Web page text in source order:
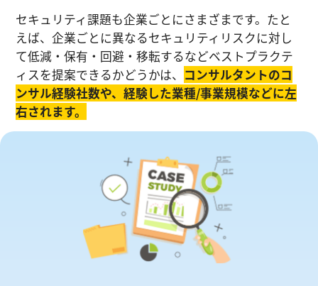
セキュリティ課題も企業ごとにさまざまです。たと
えば、企業ごとに異なるセキュリティリスクに対し
て低減・保有・回避・移転するなどベストプラクテ
ィスを提案できるかどうかは、 コンサルタントのコ
ンサル経験社数や、経験した業種/事業規模などに左
右されます。